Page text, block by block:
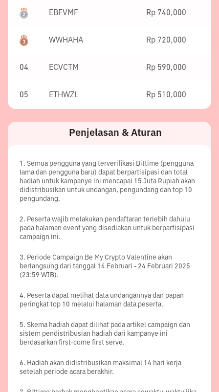
EBFVMF Rp 740,000
WWHAHA Rp 720,000
04 ECVCTM Rp 590,000
05 ETHWZL Rp 510,000
Penjelasan & Aturan
1 . Semua pengguna yang terverifikasi Bittime (pengguna
lama dan pengguna baru) dapat berpartisipasi dan total
hadiah untuk kampanye ini mencapai 15 Juta Rupiah akan
didistribusikan untuk undangan, pengundang dan top 10
pengundang.
2. Peserta wajib melakukan pendaftaran terlebih dahulu
pada halaman event yang disediakan untuk berpartisipasi
campaign ini.
3. Periode Campaign Be My Crypto Valentine akan
berlangsung dari tanggal 14 Februari - 24 Februari 2025
(23:59 WIB).
4. Peserta dapat melihat data undangannya dan papan
peringkat top 10 melalui halaman data peserta.
5. Skema hadiah dapat dilihat pada artikel campaign dan
sistem pendistribusian hadiah dari kampanye ini
berdasarkan first-come first serve.
6. Hadiah akan didistribusikan maksimal 14 hari kerja
setelah periode acara berakhir.